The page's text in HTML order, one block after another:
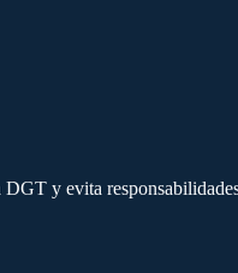
y evita